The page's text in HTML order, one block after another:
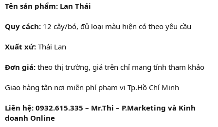
Tên sản phẩm: Lan Thái
Quy cách: 12 cây/bó, đủ loại màu hiện có theo yêu cầu
Xuất xứ: Thái Lan
Đơn giá: theo thị trường, giá trên chỉ mang tính tham khảo
Giao hàng tận nơi miễn phí phạm vi Tp.Hồ Chí Minh
Liên hệ: 0932.615.335 – Mr.Thi – P.Marketing và Kinh
doanh Online